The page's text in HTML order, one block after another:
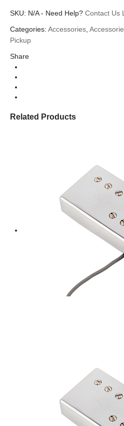
SKU: N/A- Need Help? Contact Us
Categories: Accessories
Pickup
Share
Related Products